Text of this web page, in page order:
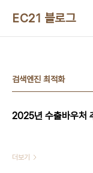
EC21 블로그
검색엔진 최적화
더보기